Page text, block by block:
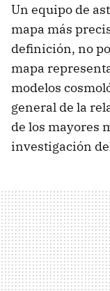
Un equipo de
mapa más
definición, no
mapa
modelos
general de la
de los mayores
investigación